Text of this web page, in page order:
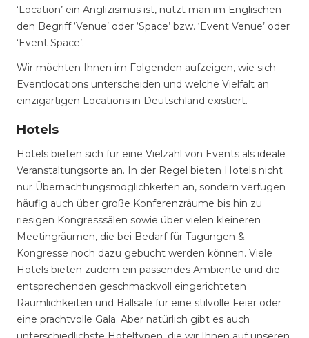
‘Location’ ein Anglizismus ist, nutzt man im Englischen
den Begriff ‘Venue’ oder ‘Space’ bzw. ‘Event Venue’ oder
‘Event Space’.
Wir möchten Ihnen im Folgenden aufzeigen, wie sich
Eventlocations unterscheiden und welche Vielfalt an
einzigartigen Locations in Deutschland existiert.
Hotels
Hotels bieten sich für eine Vielzahl von Events als ideale
Veranstaltungsorte an. In der Regel bieten Hotels nicht
nur Übernachtungsmöglichkeiten an, sondern verfügen
häufig auch über große Konferenzräume bis hin zu
riesigen Kongresssälen sowie über vielen kleineren
Meetingräumen, die bei Bedarf für Tagungen &
Kongresse noch dazu gebucht werden können. Viele
Hotels bieten zudem ein passendes Ambiente und die
entsprechenden geschmackvoll eingerichteten
Räumlichkeiten und Ballsäle für eine stilvolle Feier oder
eine prachtvolle Gala. Aber natürlich gibt es auch